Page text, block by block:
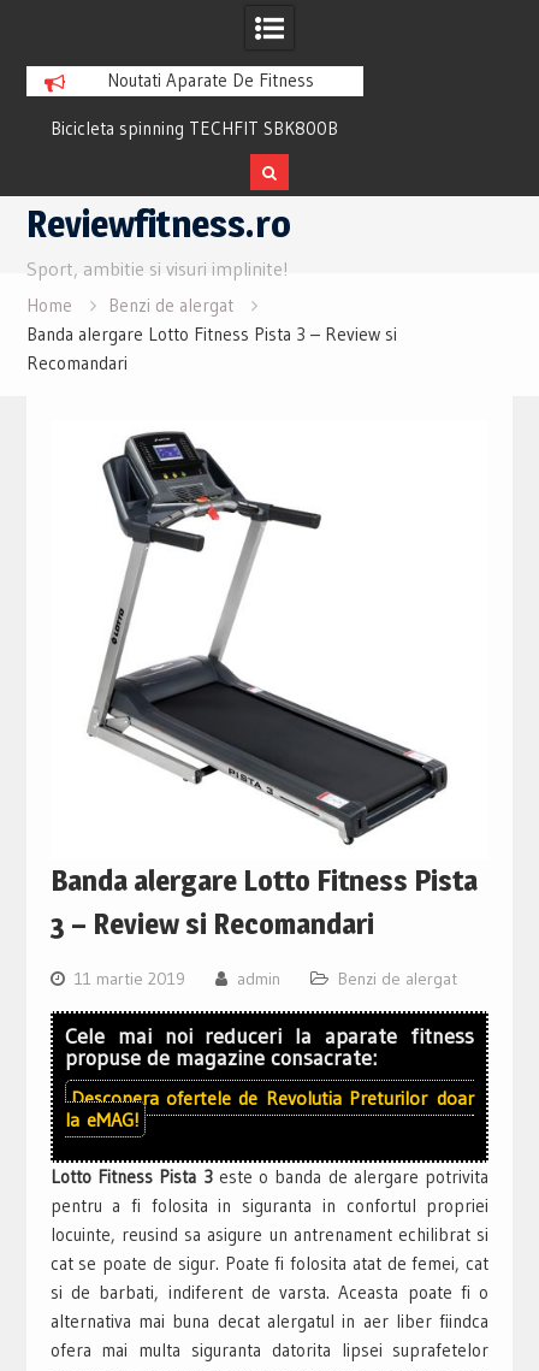
Noutati Aparate De Fitness
Bicicleta spinning TECHFIT SBK800B
Review si Pareri utile
Skip
content
Reviewfitness.ro
Sport, ambitie si visuri implinite!
Home
Benzi de alergat
Banda alergare Lotto Fitness Pista 3 – Review si
Recomandari
Banda alergare Lotto Fitness Pista
3 – Review si Recomandari
11 martie 2019 admin Benzi de alergat
Cele mai noi reduceri la aparate fitness
propuse de magazine consacrate:
Descopera ofertele de Revolutia Preturilor doar
la eMAG!
Lotto Fitness Pista 3 este o banda de alergare potrivita
pentru a fi folosita in siguranta in confortul propriei
locuinte, reusind sa asigure un antrenament echilibrat si
cat se poate de sigur. Poate fi folosita atat de femei, cat
si de barbati, indiferent de varsta. Aceasta poate fi o
alternativa mai buna decat alergatul in aer liber fiindca
ofera mai multa siguranta datorita lipsei suprafetelor